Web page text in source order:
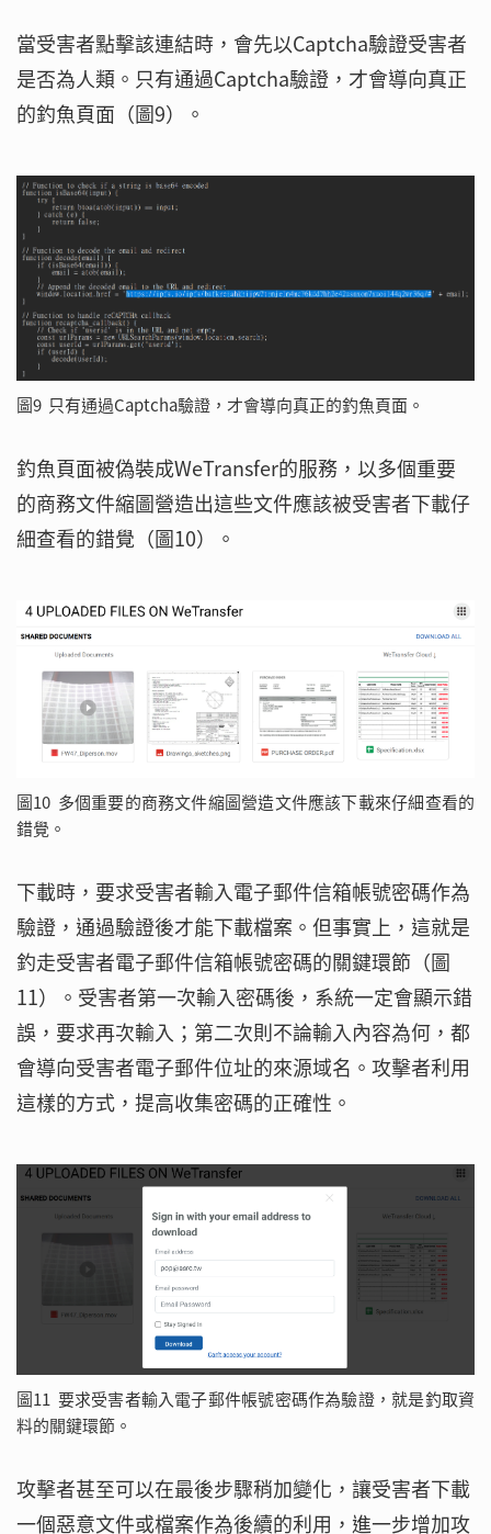
當受害者點擊該連結時，會先以Captcha驗證受害者
是否為人類。只有通過Captcha驗證，才會導向真正
的釣魚頁面（圖9）。
圖9 只有通過Captcha驗證，才會導向真正的釣魚頁面。
釣魚頁面被偽裝成WeTransfer的服務，以多個重要
的商務文件縮圖營造出這些文件應該被受害者下載仔
細查看的錯覺（圖10）。
圖10 多個重要的商務文件縮圖營造文件應該下載來仔細查看的
錯覺。
下載時，要求受害者輸入電子郵件信箱帳號密碼作為
驗證，通過驗證後才能下載檔案。但事實上，這就是
釣走受害者電子郵件信箱帳號密碼的關鍵環節（圖
11）。受害者第一次輸入密碼後，系統一定會顯示錯
誤，要求再次輸入；第二次則不論輸入內容為何，都
會導向受害者電子郵件位址的來源域名。攻擊者利用
這樣的方式，提高收集密碼的正確性。
圖11 要求受害者輸入電子郵件帳號密碼作為驗證，就是釣取資
料的關鍵環節。
攻擊者甚至可以在最後步驟稍加變化，讓受害者下載
一個惡意文件或檔案作為後續的利用，進一步增加攻